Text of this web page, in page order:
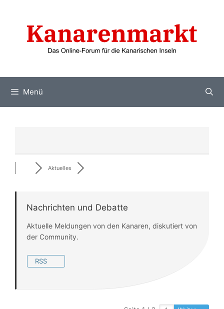
springen
Menü
Aktuelles
Nachrichten und Debatte
Aktuelle Meldungen von den Kanaren, diskutiert von
der Community.
RSS